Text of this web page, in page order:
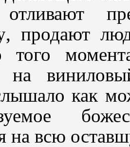
, продают
того
на
как
на всю